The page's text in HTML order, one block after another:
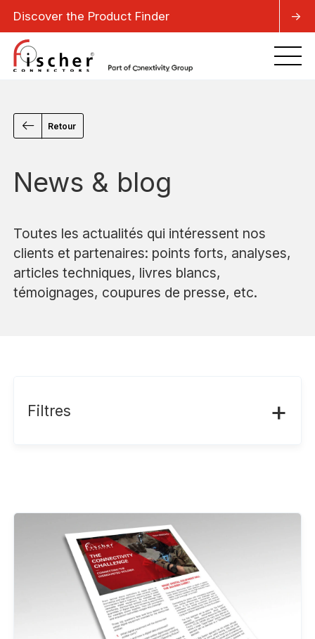
Discover the Product Finder ->
Retour
News & blog
Toutes les actualités qui intéressent nos
clients et partenaires: points forts, analyses,
articles techniques, livres blancs,
témoignages, coupures de presse, etc.
Filtres +